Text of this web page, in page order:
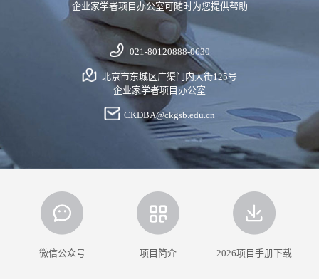
企业家学者项目办公室可随时为您提供帮助
021-80120888-0630
北京市东城区广渠门内大街125号
企业家学者项目办公室
CKDBA@ckgsb.edu.cn
微信公众号 项目简介 2026项目手册下载